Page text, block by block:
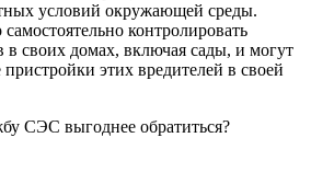
условий окружающей среды.
контролировать
в своих домах, включая сады, и могут
этих вредителей в своей
СЭС выгоднее обратиться?